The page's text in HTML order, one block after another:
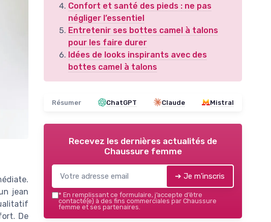
jean
De
Confort et santé des pieds : ne pas
négliger l’essentiel
Entretenir ses bottes camel à talons
pour les faire durer
Idées de looks inspirants avec des
bottes camel à talons
Résumer ChatGPT Claude Mistral
Recevez les dernières actualités de
Chaussure femme
➔ Je m'inscris
* En remplissant ce formulaire, j’accepte d’être
contacté(e) à des fins commerciales par Chaussure
femme et ses partenaires.